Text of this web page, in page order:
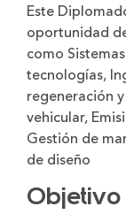
Este
oportunidad
como
tecnologías,
regeneración
vehicular,
Gestión de
de diseño
Objetivo